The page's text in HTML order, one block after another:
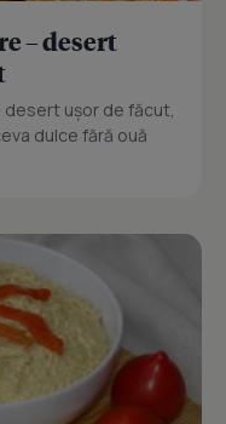
– desert
ușor de făcut,
dulce fără ouă